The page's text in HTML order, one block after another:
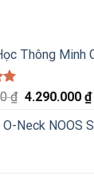
Thông Minh
₫ Giá
là:
4.290.000 ₫
O-Neck NOOS